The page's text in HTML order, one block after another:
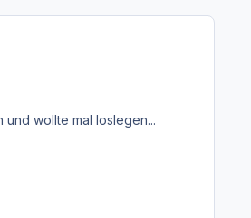
wollte mal loslegen...